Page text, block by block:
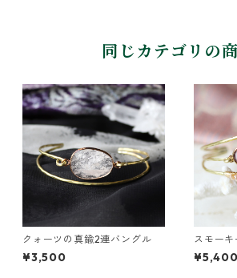
同じカテゴリの
クォーツの真鍮2連バングル
¥3,500
スモー
ストの真
¥5,400